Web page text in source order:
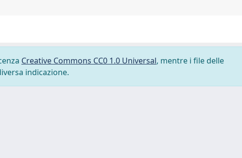
Creative Commons CC0 1.0 Universal, mentre i file delle
indicazione.